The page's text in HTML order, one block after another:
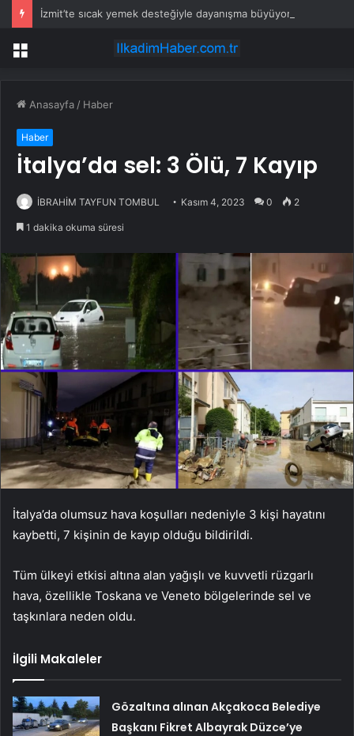
İzmit’te sıcak yemek desteğiyle dayanışma büyüyor
Menü
Anasayfa / Haber
Haber
İtalya’da sel: 3 Ölü, 7 Kayıp
İBRAHİM TAYFUN TOMBUL Kasım 4, 2023 0 2
1 dakika okuma süresi
İtalya’da olumsuz hava koşulları nedeniyle 3 kişi hayatını
kaybetti, 7 kişinin de kayıp olduğu bildirildi.
Tüm ülkeyi etkisi altına alan yağışlı ve kuvvetli rüzgarlı
hava, özellikle Toskana ve Veneto bölgelerinde sel ve
taşkınlara neden oldu.
İlgili Makaleler
Gözaltına alınan Akçakoca Belediye
Başkanı Fikret Albayrak Düzce’ye